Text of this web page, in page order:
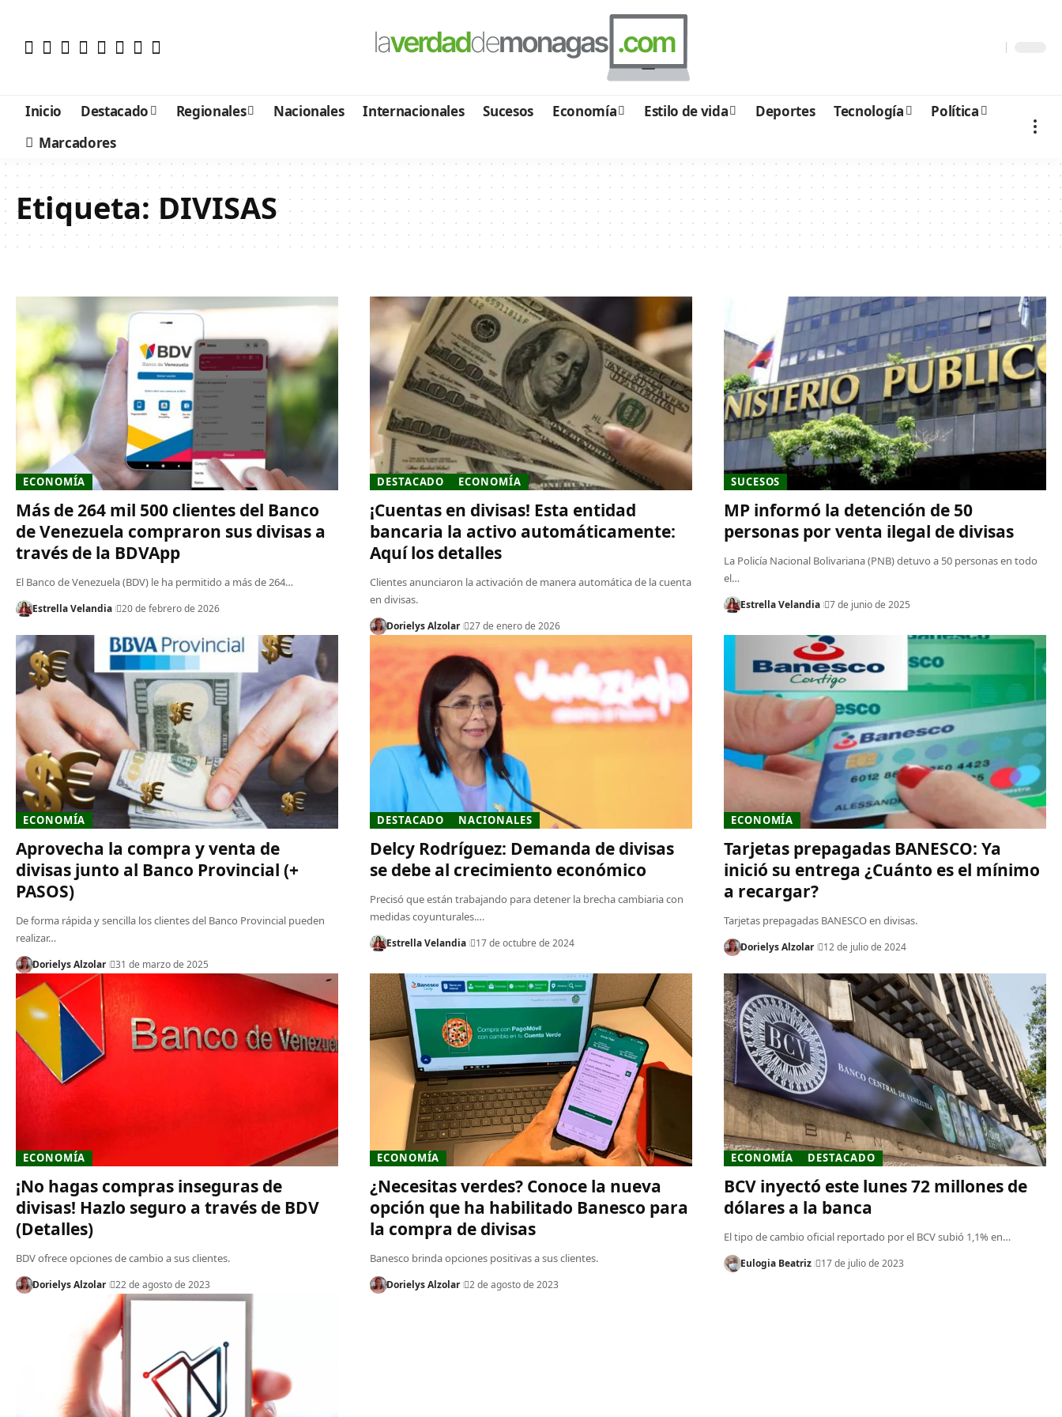
Inicio Destacado Regionales Nacionales Internacionales Sucesos Economía Estilo de vida Deportes Tecnología
Política
Marcadores
Etiqueta: DIVISAS
ECONOMÍA
Más de 264 mil 500 clientes del Banco
de Venezuela compraron sus divisas a
través de la BDVApp
El Banco de Venezuela (BDV) le ha permitido a más de 264…
Estrella Velandia 20 de febrero de 2026
DESTACADO ECONOMÍA
¡Cuentas en divisas! Esta entidad
bancaria la activo automáticamente:
Aquí los detalles
Clientes anunciaron la activación de manera automática de la cuenta
en divisas.
Dorielys Alzolar 27 de enero de 2026
SUCESOS
MP informó la detención de 50
personas por venta ilegal de divisas
La Policía Nacional Bolivariana (PNB) detuvo a 50 personas en todo
el…
Estrella Velandia 7 de junio de 2025
ECONOMÍA
Aprovecha la compra y venta de
divisas junto al Banco Provincial (+
PASOS)
De forma rápida y sencilla los clientes del Banco Provincial pueden
realizar…
Dorielys Alzolar 31 de marzo de 2025
DESTACADO NACIONALES
Delcy Rodríguez: Demanda de divisas
se debe al crecimiento económico
Precisó que están trabajando para detener la brecha cambiaria con
medidas coyunturales.…
Estrella Velandia 17 de octubre de 2024
ECONOMÍA
Tarjetas prepagadas BANESCO: Ya
inició su entrega ¿Cuánto es el mínimo
a recargar?
Tarjetas prepagadas BANESCO en divisas.
Dorielys Alzolar 12 de julio de 2024
ECONOMÍA
¡No hagas compras inseguras de
divisas! Hazlo seguro a través de BDV
(Detalles)
BDV ofrece opciones de cambio a sus clientes.
Dorielys Alzolar 22 de agosto de 2023
ECONOMÍA
¿Necesitas verdes? Conoce la nueva
opción que ha habilitado Banesco para
la compra de divisas
Banesco brinda opciones positivas a sus clientes.
Dorielys Alzolar 2 de agosto de 2023
ECONOMÍA DESTACADO
BCV inyectó este lunes 72 millones de
dólares a la banca
El tipo de cambio oficial reportado por el BCV subió 1,1% en…
Eulogia Beatriz 17 de julio de 2023